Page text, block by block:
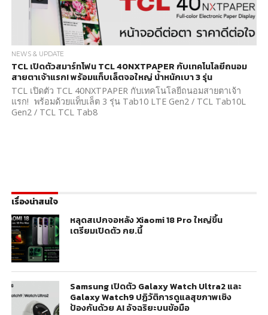
NEWS & UPDATE
TCL เปิดตัวสมาร์ทโฟน TCL 40NXTPAPER กับเทคโนโลยีถนอม
สายตาเจ้าแรก! พร้อมแท็บเล็ตจอใหญ่ น้ำหนักเบา 3 รุ่น
TCL เปิดตัว TCL 40NXTPAPER กับเทคโนโลยีถนอมสายตาเจ้า
แรก! พร้อมด้วยแท็บเล็ต 3 รุ่น Tab10 LTE Gen2 / TCL Tab10L
Gen2 / TCL TCL Tab8
เรื่องน่าสนใจ
หลุดสเปกจอหลัง Xiaomi 18 Pro ใหญ่ขึ้น
เตรียมเปิดตัว กย.นี้
Samsung เปิดตัว Galaxy Watch Ultra2 และ
Galaxy Watch9 ปฏิวัติการดูแลสุขภาพเชิง
ป้องกันด้วย AI อัจฉริยะบนข้อมือ